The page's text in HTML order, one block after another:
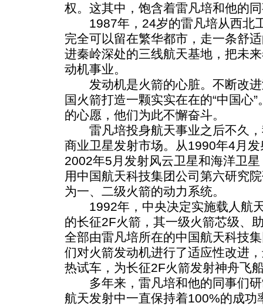
权。这其中，饱含着雷凡培和他的
1987年，24岁的雷凡培从西北
完全可以留在繁华都市，走一条舒
进秦岭深处的三线航天基地，把未
动机事业。
发动机是火箭的心脏。不断改进
国火箭打造一颗实实在在的“中国心
的心愿，他们为此不懈奋斗。
雷凡培投身航天事业之后不久，
商业卫星发射市场。从1990年4月
2002年5月发射风云卫星和海洋卫
用中国航天科技集团公司第六研究
为一、二级火箭的动力系统。
1992年，中央决定实施载人航天
的长征2F火箭，其一级火箭芯级、
全部由雷凡培所在的中国航天科技
们对火箭发动机进行了适应性改进
热试车，为长征2F火箭发射神舟飞
多年来，雷凡培和他的同事们研
航天发射中一直保持着100%的成功